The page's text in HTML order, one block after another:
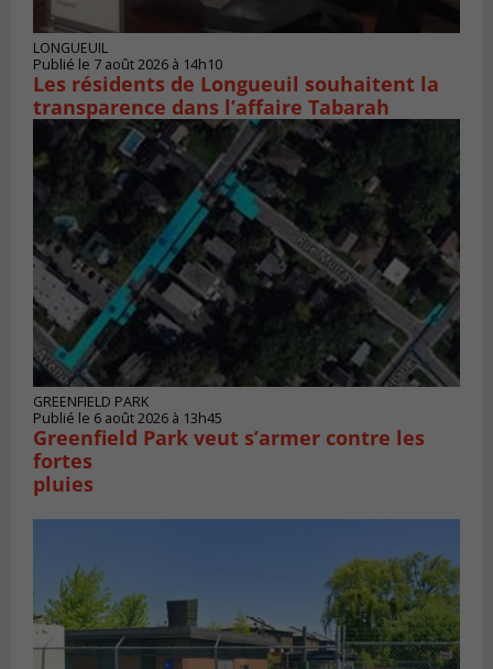
LONGUEUIL
Publié le 7 août 2026 à 14h10
Les résidents de Longueuil souhaitent la
transparence dans l’affaire Tabarah
GREENFIELD PARK
Publié le 6 août 2026 à 13h45
Greenfield Park veut s’armer contre les
fortes
pluies